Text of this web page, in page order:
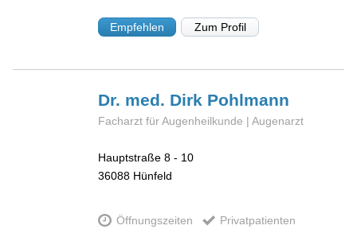
Empfehlen Zum Profil
Dr. med. Dirk Pohlmann
Facharzt für Augenheilkunde | Augenarzt
Hauptstraße 8 - 10
36088 Hünfeld
Öffnungszeiten Privatpatienten